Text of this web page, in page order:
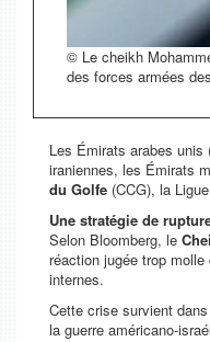
© Le cheikh
des forces armées
Les Émirats arabes
iraniennes, les Émirats
du Golfe (CCG), la
Une stratégie de
Selon Bloomberg, le
réaction jugée trop
internes.
Cette crise survient
la guerre américano-